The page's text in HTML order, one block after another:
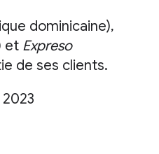
dominicaine),
et Expreso
de ses clients.